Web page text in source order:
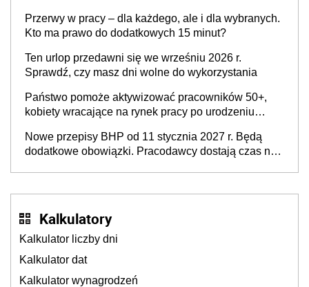
refundacji, ale bariery po stronie systemu i
świadomości pracodawców [WYWIAD]
Przerwy w pracy – dla każdego, ale i dla wybranych.
Kto ma prawo do dodatkowych 15 minut?
Ten urlop przedawni się we wrześniu 2026 r.
Sprawdź, czy masz dni wolne do wykorzystania
Państwo pomoże aktywizować pracowników 50+,
kobiety wracające na rynek pracy po urodzeniu
neuroatypowe. Powstanie Fundusz na rzecz
Inkluzywności w Zatrudnianiu?
Nowe przepisy BHP od 11 stycznia 2027 r. Będą
dodatkowe obowiązki. Pracodawcy dostają czas na
Kalkulatory
Kalkulator liczby dni
Kalkulator dat
Kalkulator wynagrodzeń